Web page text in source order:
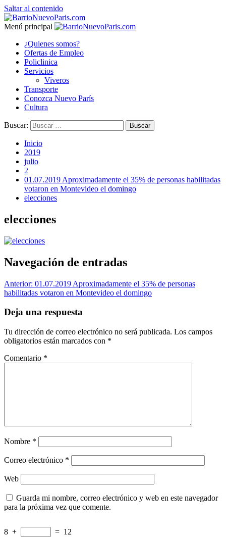
Saltar al contenido
Menú principal
¿Quienes somos?
Ofertas de Empleo
Policlinica
Servicios
Viveros
Transporte
Conozca Nuevo París
Cultura
Buscar:
Inicio
2019
julio
2
01.07.2019 Aproximadamente el 35% de personas habilitadas
votaron en Montevideo el domingo
elecciones
elecciones
Navegación de entradas
Anterior: 01.07.2019 Aproximadamente el 35% de personas
habilitadas votaron en Montevideo el domingo
Deja una respuesta
Tu dirección de correo electrónico no será publicada. Los campos
obligatorios están marcados con *
Comentario *
Nombre *
Correo electrónico *
Web
Guarda mi nombre, correo electrónico y web en este navegador
para la próxima vez que comente.
8 + = 12